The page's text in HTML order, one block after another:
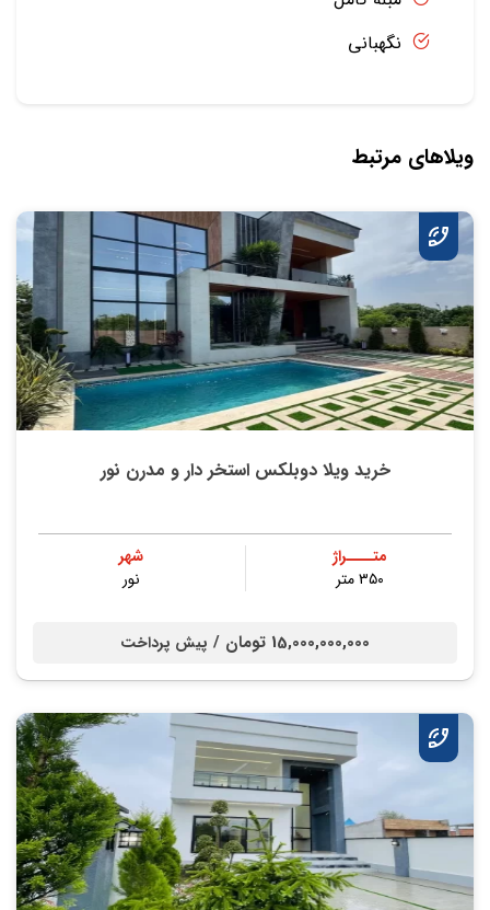
نگهبانی
ویلاهای مرتبط
خرید ویلا دوبلکس استخر دار و مدرن نور
متــــراژ
۳۵۰ متر
شهر
نور
15,000,000,000 تومان / پیش پرداخت